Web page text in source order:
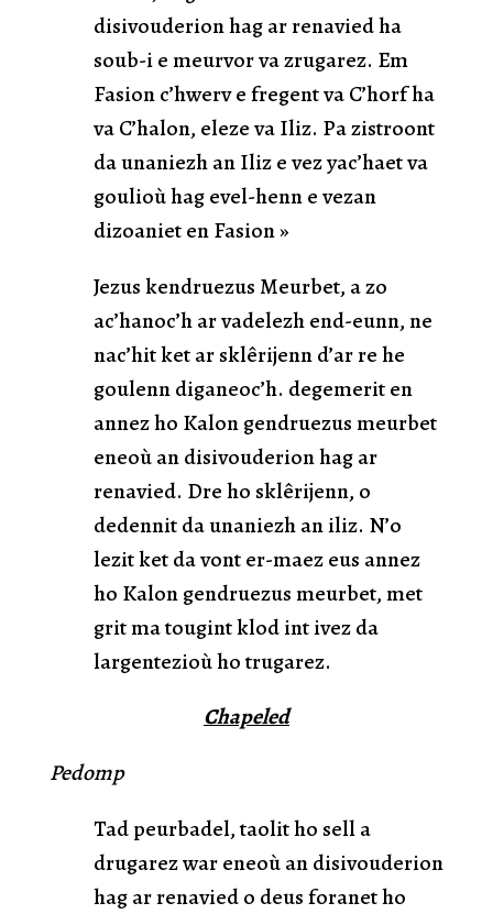
disivouderion hag ar renavied ha
soub-i e meurvor va zrugarez. Em
Fasion c’hwerv e fregent va C’horf ha
va C’halon, eleze va Iliz. Pa zistroont
da unaniezh an Iliz e vez yac’haet va
goulioù hag evel-henn e vezan
dizoaniet en Fasion »
Jezus kendruezus Meurbet, a zo
ac’hanoc’h ar vadelezh end-eunn, ne
nac’hit ket ar sklêrijenn d’ar re he
goulenn diganeoc’h. degemerit en
annez ho Kalon gendruezus meurbet
eneoù an disivouderion hag ar
renavied. Dre ho sklêrijenn, o
dedennit da unaniezh an iliz. N’o
lezit ket da vont er-maez eus annez
ho Kalon gendruezus meurbet, met
grit ma tougint klod int ivez da
largentezioù ho trugarez.
Chapeled
Pedomp
Tad peurbadel, taolit ho sell a
drugarez war eneoù an disivouderion
hag ar renavied o deus foranet ho